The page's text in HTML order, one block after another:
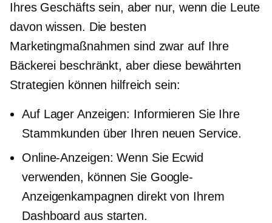
Ihres Geschäfts sein, aber nur, wenn die Leute
davon wissen. Die besten
Marketingmaßnahmen sind zwar auf Ihre
Bäckerei beschränkt, aber diese bewährten
Strategien können hilfreich sein:
Auf Lager Anzeigen: Informieren Sie Ihre
Stammkunden über Ihren neuen Service.
Online-Anzeigen: Wenn Sie Ecwid
verwenden, können Sie Google-
Anzeigenkampagnen direkt von Ihrem
Dashboard aus starten.